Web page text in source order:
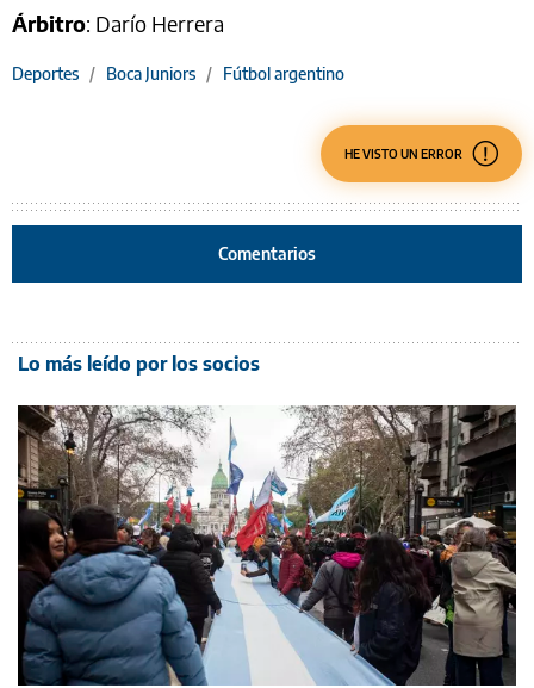
Árbitro: Darío Herrera
Deportes / Boca Juniors / Fútbol argentino
HE VISTO UN ERROR
Comentarios
Lo más leído por los socios